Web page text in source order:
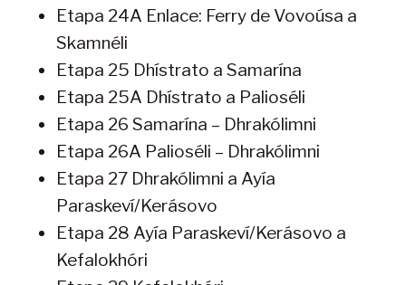
Etapa 24A Enlace: Ferry de Vovoúsa a
Skamnéli
Etapa 25 Dhístrato a Samarína
Etapa 25A Dhístrato a Palioséli
Etapa 26 Samarína – Dhrakólimni
Etapa 26A Palioséli – Dhrakólimni
Etapa 27 Dhrakólimni a Ayía
Paraskeví/Kerásovo
Etapa 28 Ayía Paraskeví/Kerásovo a
Kefalokhóri